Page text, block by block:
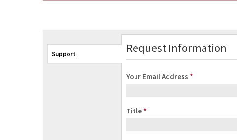
Support Request Information
Your Email Address *
Title *